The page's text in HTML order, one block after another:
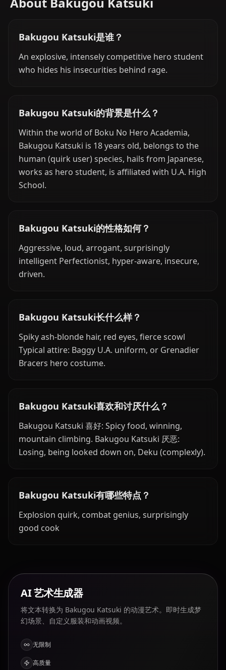
Bakugou Katsuki是谁？
An explosive, intensely competitive hero student
who hides his insecurities behind rage.
Bakugou Katsuki的背景是什么？
Within the world of Boku No Hero Academia,
Bakugou Katsuki is 18 years old, belongs to the
human (quirk user) species, hails from Japanese,
works as hero student, is affiliated with U.A. High
School.
Bakugou Katsuki的性格如何？
Aggressive, loud, arrogant, surprisingly
intelligent Perfectionist, hyper-aware, insecure,
driven.
Bakugou Katsuki长什么样？
Spiky ash-blonde hair, red eyes, fierce scowl
Typical attire: Baggy U.A. uniform, or Grenadier
Bracers hero costume.
Bakugou Katsuki喜欢和讨厌什么？
Bakugou Katsuki 喜好: Spicy food, winning,
mountain climbing. Bakugou Katsuki 厌恶:
Losing, being looked down on, Deku (complexly).
Bakugou Katsuki有哪些特点？
Explosion quirk, combat genius, surprisingly
good cook
AI 艺术生成器
将文本转换为 Bakugou Katsuki 的动漫艺术。即时生成梦
幻场景、自定义服装和动画视频。
无限制
高质量